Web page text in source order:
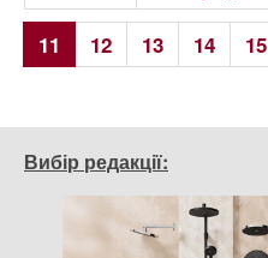
11
12 13 14 15
Вибір редакції: